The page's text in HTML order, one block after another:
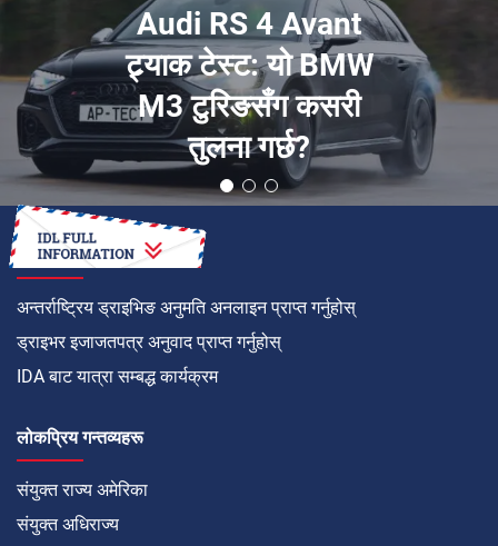
Audi RS 4 Avant
ट्र्याक टेस्ट: यो BMW
M3 टुरिङसँग कसरी
तुलना गर्छ?
कसरी गर्ने
अन्तर्राष्ट्रिय ड्राइभिङ अनुमति अनलाइन प्राप्त गर्नुहोस्
ड्राइभर इजाजतपत्र अनुवाद प्राप्त गर्नुहोस्
IDA बाट यात्रा सम्बद्ध कार्यक्रम
लोकप्रिय गन्तव्यहरू
संयुक्त राज्य अमेरिका
संयुक्त अधिराज्य